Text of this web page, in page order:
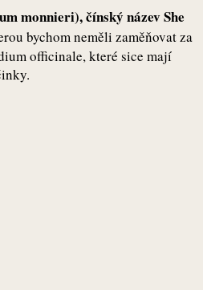
monnieri), čínský název She
bychom neměli zaměňovat za
officinale, které sice mají